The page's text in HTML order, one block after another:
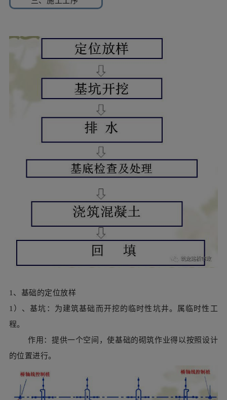
1、基础的定位放样
1）、基坑：为建筑基础而开挖的临时性坑井。属临时性工
程。
作用：提供一个空间，使基础的砌筑作业得以按照设计
基坑开挖类型